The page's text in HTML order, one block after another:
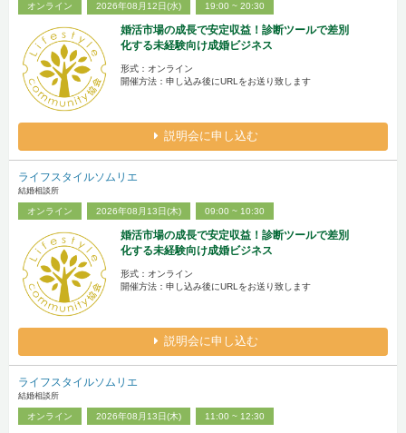
オンライン 2026年08月12日(水) 19:00 ~ 20:30
婚活市場の成長で安定収益！診断ツールで差別
化する未経験向け成婚ビジネス
形式：オンライン
開催方法：申し込み後にURLをお送り致します
説明会に申し込む
ライフスタイルソムリエ
結婚相談所
オンライン 2026年08月13日(木) 09:00 ~ 10:30
婚活市場の成長で安定収益！診断ツールで差別
化する未経験向け成婚ビジネス
形式：オンライン
開催方法：申し込み後にURLをお送り致します
説明会に申し込む
ライフスタイルソムリエ
結婚相談所
オンライン 2026年08月13日(木) 11:00 ~ 12:30